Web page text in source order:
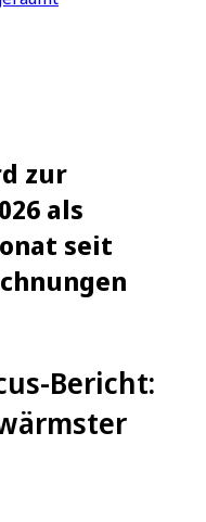
zur
als
seit
Bericht: